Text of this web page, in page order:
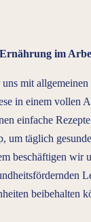
im
mit allgemeinen
in einem vollen
einfache
um täglich
beschäftigen wir
beibehalten